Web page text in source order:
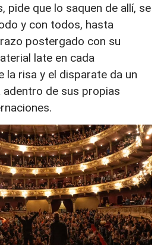
pide que lo saquen de allí, se
y con todos, hasta
postergado con su
late en cada
la risa y el disparate da un
de sus propias